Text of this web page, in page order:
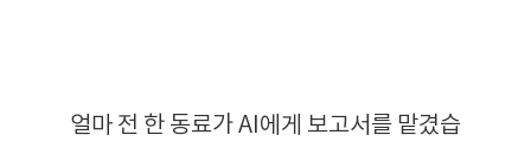
얼마 전 한 동료가 AI에게 보고서를 맡겼습